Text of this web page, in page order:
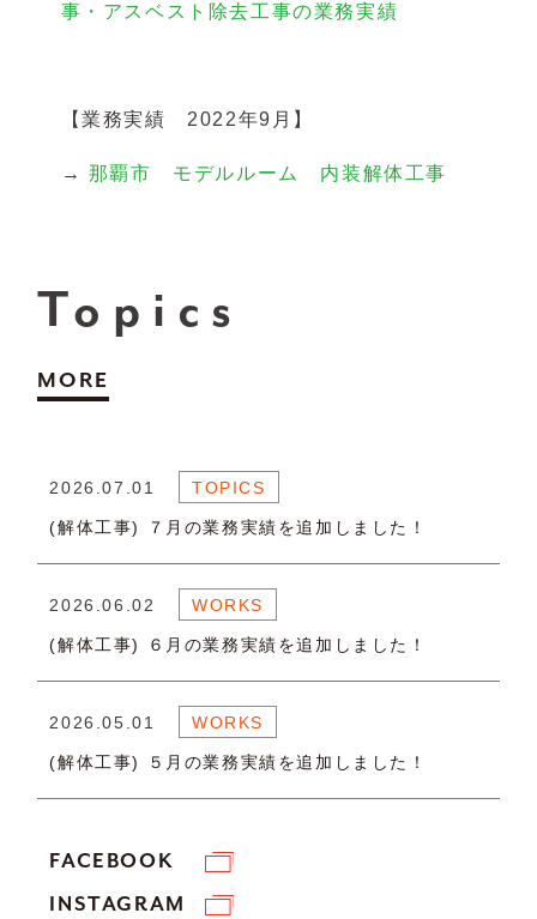
事・アスベスト除去工事の業務実績
【業務実績 2022年9月】
→ 那覇市 モデルルーム 内装解体工事
Topics
MORE
2026.07.01 TOPICS
(解体工事) ７月の業務実績を追加しました！
2026.06.02 WORKS
(解体工事) ６月の業務実績を追加しました！
2026.05.01 WORKS
(解体工事) ５月の業務実績を追加しました！
FACEBOOK
INSTAGRAM